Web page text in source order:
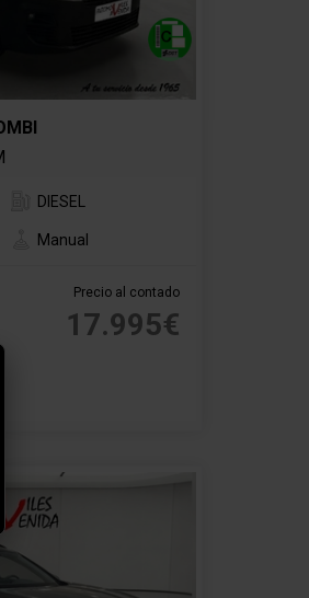
DIESEL
Manual
Precio al contado
17.995€